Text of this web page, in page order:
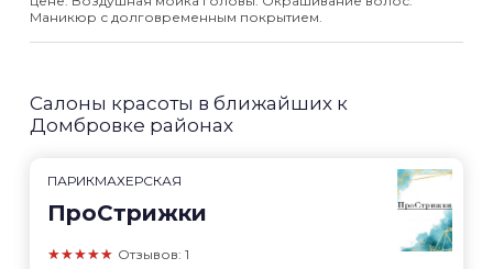
Маникюр с долговременным покрытием.
Салоны красоты в ближайших к
Домбровке районах
ПАРИКМАХЕРСКАЯ
ПроСтрижки
★★★★★ Отзывов: 1